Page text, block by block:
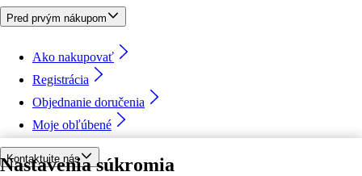
Nastavenia súkromia
Pred prvým nákupom
Ako nakupovať
Registrácia
Objednanie doručenia
Moje obľúbené
Kontaktujte nás